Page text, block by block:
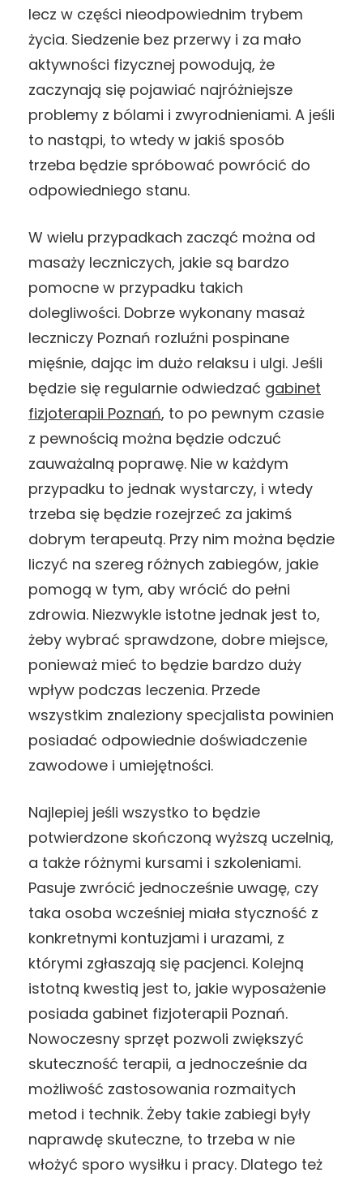
lecz w części nieodpowiednim trybem
życia. Siedzenie bez przerwy i za mało
aktywności fizycznej powodują, że
zaczynają się pojawiać najróżniejsze
problemy z bólami i zwyrodnieniami. A jeśli
to nastąpi, to wtedy w jakiś sposób
trzeba będzie spróbować powrócić do
odpowiedniego stanu.
W wielu przypadkach zacząć można od
masaży leczniczych, jakie są bardzo
pomocne w przypadku takich
dolegliwości. Dobrze wykonany masaż
leczniczy Poznań rozluźni pospinane
mięśnie, dając im dużo relaksu i ulgi. Jeśli
będzie się regularnie odwiedzać gabinet
fizjoterapii Poznań, to po pewnym czasie
z pewnością można będzie odczuć
zauważalną poprawę. Nie w każdym
przypadku to jednak wystarczy, i wtedy
trzeba się będzie rozejrzeć za jakimś
dobrym terapeutą. Przy nim można będzie
liczyć na szereg różnych zabiegów, jakie
pomogą w tym, aby wrócić do pełni
zdrowia. Niezwykle istotne jednak jest to,
żeby wybrać sprawdzone, dobre miejsce,
ponieważ mieć to będzie bardzo duży
wpływ podczas leczenia. Przede
wszystkim znaleziony specjalista powinien
posiadać odpowiednie doświadczenie
zawodowe i umiejętności.
Najlepiej jeśli wszystko to będzie
potwierdzone skończoną wyższą uczelnią,
a także różnymi kursami i szkoleniami.
Pasuje zwrócić jednocześnie uwagę, czy
taka osoba wcześniej miała styczność z
konkretnymi kontuzjami i urazami, z
którymi zgłaszają się pacjenci. Kolejną
istotną kwestią jest to, jakie wyposażenie
posiada gabinet fizjoterapii Poznań.
Nowoczesny sprzęt pozwoli zwiększyć
skuteczność terapii, a jednocześnie da
możliwość zastosowania rozmaitych
metod i technik. Żeby takie zabiegi były
naprawdę skuteczne, to trzeba w nie
włożyć sporo wysiłku i pracy. Dlatego też